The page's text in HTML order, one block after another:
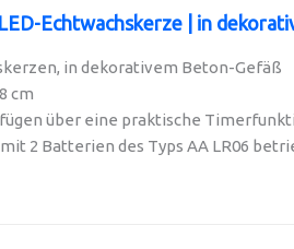
Echtwachskerze | in
in dekorativem Beton-Gefäß
cm
über eine praktische
2 Batterien des Typs AA LR06